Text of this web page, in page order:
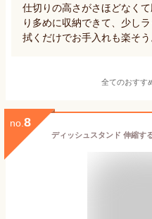
仕切りの高さがさほどなく
り多めに収納できて、少し
拭くだけでお手入れも楽そう
全てのおすす
no. 8